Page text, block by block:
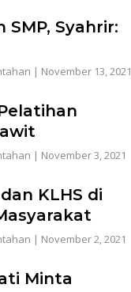
SMP, Syahrir:
| November 13, 2021
| November 3, 2021
KLHS di
| November 2, 2021
Minta